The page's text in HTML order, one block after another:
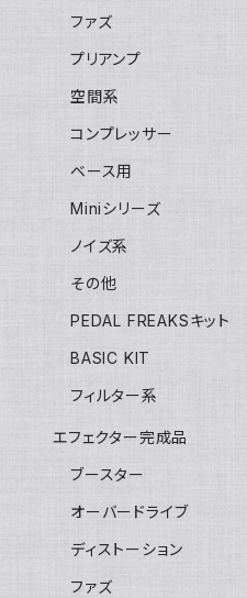
ファズ
プリアンプ
空間系
コンプレッサー
ベース用
Miniシリーズ
ノイズ系
その他
PEDAL FREAKSキット
BASIC KIT
フィルター系
エフェクター完成品
ブースター
オーバードライブ
ディストーション
ファズ